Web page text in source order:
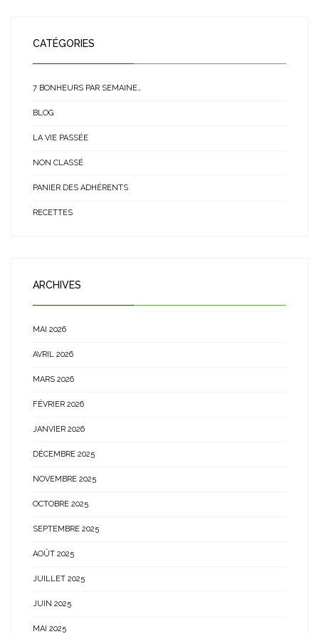
CATÉGORIES
7 BONHEURS PAR SEMAINE…
BLOG
LA VIE PASSÉE
NON CLASSÉ
PANIER DES ADHÉRENTS
RECETTES
ARCHIVES
MAI 2026
AVRIL 2026
MARS 2026
FÉVRIER 2026
JANVIER 2026
DÉCEMBRE 2025
NOVEMBRE 2025
OCTOBRE 2025
SEPTEMBRE 2025
AOÛT 2025
JUILLET 2025
JUIN 2025
MAI 2025